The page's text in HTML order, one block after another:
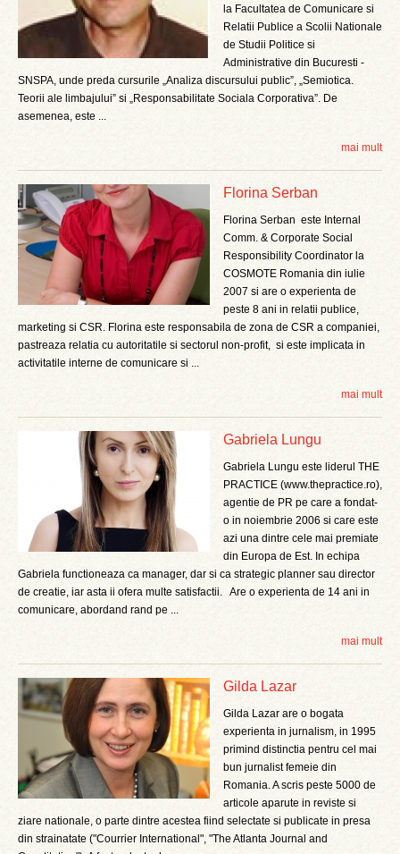
la Facultatea de Comunicare si
Relatii Publice a Scolii Nationale
de Studii Politice si
Administrative din Bucuresti -
SNSPA, unde preda cursurile „Analiza discursului public”, „Semiotica.
Teorii ale limbajului” si „Responsabilitate Sociala Corporativa”. De
asemenea, este ...
mai mult
Florina Serban
Florina Serban este Internal
Comm. & Corporate Social
Responsibility Coordinator la
COSMOTE Romania din iulie
2007 si are o experienta de
peste 8 ani in relatii publice,
marketing si CSR. Florina este responsabila de zona de CSR a companiei,
pastreaza relatia cu autoritatile si sectorul non-profit, si este implicata in
activitatile interne de comunicare si ...
mai mult
Gabriela Lungu
Gabriela Lungu este liderul THE
PRACTICE (www.thepractice.ro),
agentie de PR pe care a fondat-
o in noiembrie 2006 si care este
azi una dintre cele mai premiate
din Europa de Est. In echipa
Gabriela functioneaza ca manager, dar si ca strategic planner sau director
de creatie, iar asta ii ofera multe satisfactii. Are o experienta de 14 ani in
comunicare, abordand rand pe ...
mai mult
Gilda Lazar
Gilda Lazar are o bogata
experienta in jurnalism, in 1995
primind distinctia pentru cel mai
bun jurnalist femeie din
Romania. A scris peste 5000 de
articole aparute in reviste si
ziare nationale, o parte dintre acestea fiind selectate si publicate in presa
din strainatate ("Courrier International", "The Atlanta Journal and